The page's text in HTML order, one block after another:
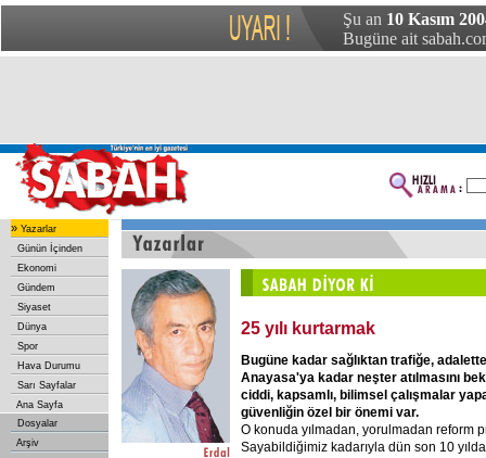
Şu an 10 Kasım
Bugüne ait
» Yazarlar
Günün İçinden
Ekonomi
Gündem
Siyaset
Dünya
Spor
Hava Durumu
Sarı Sayfalar
Ana Sayfa
Dosyalar
Arşiv
25 yılı kurtarmak
Bugüne kadar sağlıktan trafiğe,
Anayasa'ya kadar neşter atılmasını
ciddi, kapsamlı, bilimsel çalışmalar
güvenliğin özel bir önemi var.
O konuda yılmadan, yorulmadan reform
Sayabildiğimiz kadarıyla dün son 10